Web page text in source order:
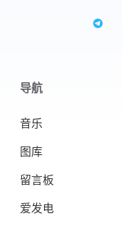
导航
音乐
图库
留言板
爱发电